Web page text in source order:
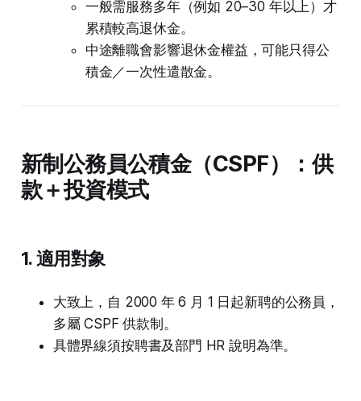
一般需服務多年（例如 20–30 年以上）才
累積較高退休金。
中途離職會影響退休金權益，可能只得公
積金／一次性遣散金。
新制公務員公積金（CSPF）：供
款＋投資模式
1. 適用對象
大致上，自 2000 年 6 月 1 日起新聘的公務員，
多屬 CSPF 供款制。
具體界線須按聘書及部門 HR 說明為準。